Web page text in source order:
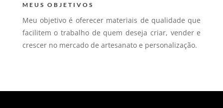
MEUS OBJETIVOS
Meu objetivo é oferecer materiais de qualidade que
facilitem o trabalho de quem deseja criar, vender e
crescer no mercado de artesanato e personalização.